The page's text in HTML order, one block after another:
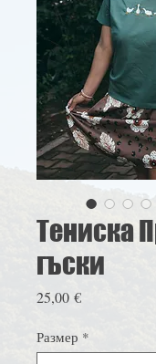
Тениска
гъски
25,00 €Цена
Размер *